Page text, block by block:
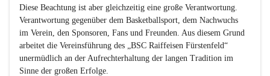
Diese Beachtung ist aber gleichzeitig eine große Verantwortung.
Verantwortung gegenüber dem Basketballsport, dem Nachwuchs
im Verein, den Sponsoren, Fans und Freunden. Aus diesem Grund
arbeitet die Vereinsführung des „BSC Raiffeisen Fürstenfeld“
unermüdlich an der Aufrechterhaltung der langen Tradition im
Sinne der großen Erfolge.